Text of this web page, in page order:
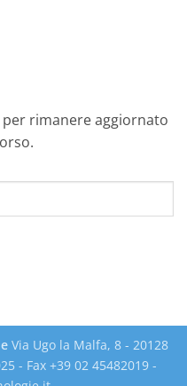
rimanere aggiornato
Via Ugo la Malfa, 8 - 20128
- Fax +39 02 45482019 -